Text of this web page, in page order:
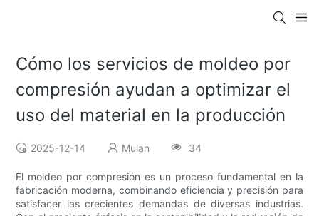
Cómo los servicios de moldeo por
compresión ayudan a optimizar el
uso del material en la producción
2025-12-14 Mulan 34
El moldeo por compresión es un proceso fundamental en la
fabricación moderna, combinando eficiencia y precisión para
satisfacer las crecientes demandas de diversas industrias.